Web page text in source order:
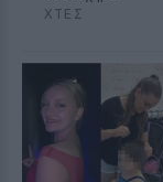
ΧΤΕΣ